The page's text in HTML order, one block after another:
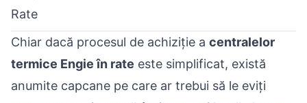
Rate
Chiar dacă procesul de achiziție a centralelor
termice Engie în rate este simplificat, există
anumite capcane pe care ar trebui să le eviți